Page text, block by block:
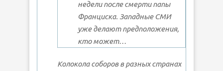
недели после смерти папы
Франциска. Западные СМИ
уже делают предположения,
кто может…
Колокола соборов в разных странах